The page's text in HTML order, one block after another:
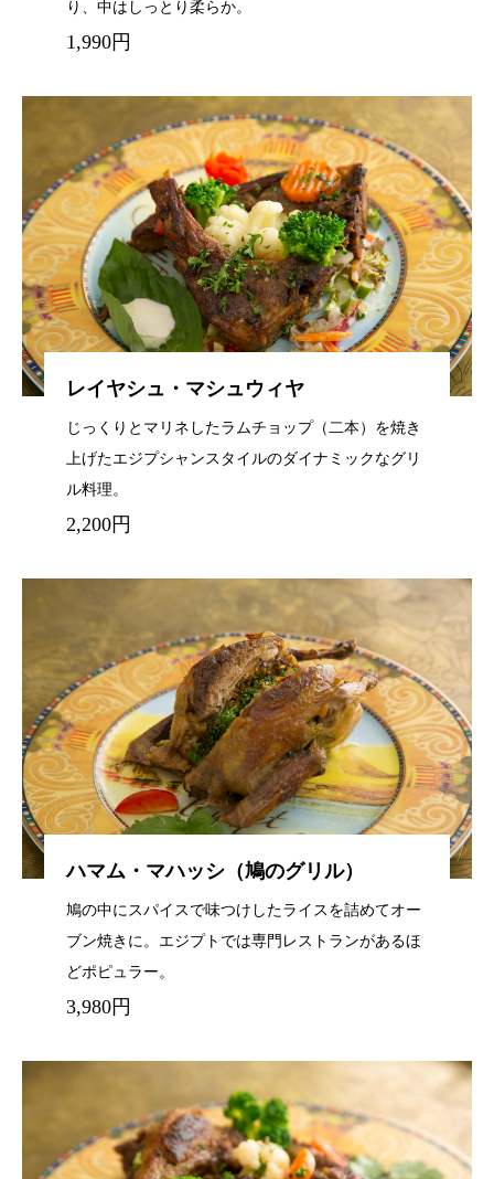
り、中はしっとり柔らか。
1,990円
レイヤシュ・マシュウィヤ
じっくりとマリネしたラムチョップ（二本）を焼き
上げたエジプシャンスタイルのダイナミックなグリ
ル料理。
2,200円
ハマム・マハッシ（鳩のグリル）
鳩の中にスパイスで味つけしたライスを詰めてオー
ブン焼きに。エジプトでは専門レストランがあるほ
どポピュラー。
3,980円